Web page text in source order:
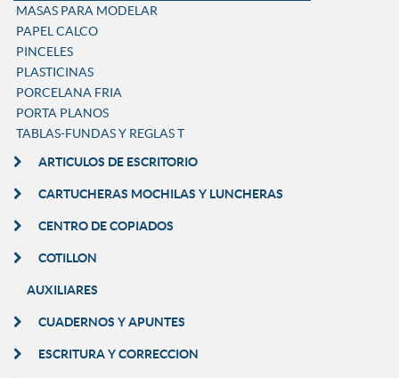
MASAS PARA MODELAR
PAPEL CALCO
PINCELES
PLASTICINAS
PORCELANA FRIA
PORTA PLANOS
TABLAS-FUNDAS Y REGLAS T
ARTICULOS DE ESCRITORIO
CARTUCHERAS MOCHILAS Y LUNCHERAS
CENTRO DE COPIADOS
COTILLON
AUXILIARES
CUADERNOS Y APUNTES
ESCRITURA Y CORRECCION